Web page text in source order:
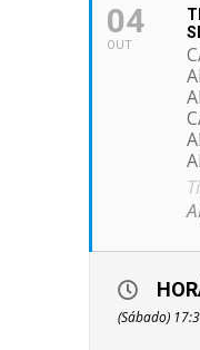
04
OUT
(Sábado)